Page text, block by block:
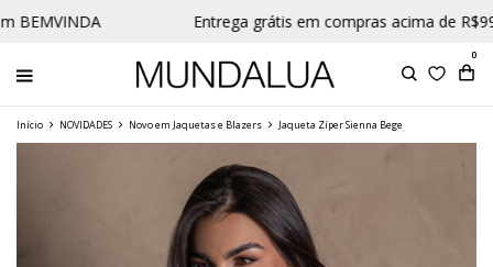
Entrega grátis em compras acima de R$99
0
Início NOVIDADES Novo em Jaquetas e Blazers Jaqueta Zíper Sienna Bege